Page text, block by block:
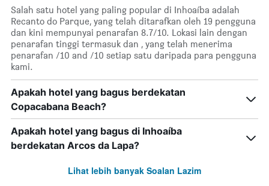
Salah satu hotel yang paling popular di Inhoaíba adalah
Recanto do Parque, yang telah ditarafkan oleh 19 pengguna
dan kini mempunyai penarafan 8.7/10. Lokasi lain dengan
penarafan tinggi termasuk dan , yang telah menerima
penarafan /10 and /10 setiap satu daripada para pengguna
kami.
Apakah hotel yang bagus berdekatan
Copacabana Beach?
Apakah hotel yang bagus di Inhoaíba
berdekatan Arcos da Lapa?
Lihat lebih banyak Soalan Lazim